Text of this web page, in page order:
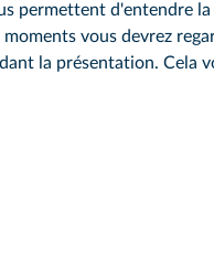
permettent d'entendre
moments vous devrez
la présentation. Cela